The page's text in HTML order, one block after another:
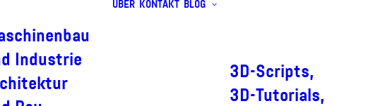
Industrie
ÜBER KONTAKT BLOG
3D-Scripts,
3D-Tutorials,